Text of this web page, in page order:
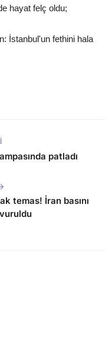
hayat felç oldu;
İstanbul'un fethini hala
patladı
temas! İran basını